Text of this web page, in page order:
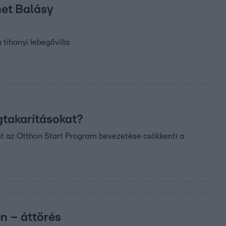
Balásy
tihanyi lebegővilla
Otthon Start Program bevezetése csökkenti a
– áttörés